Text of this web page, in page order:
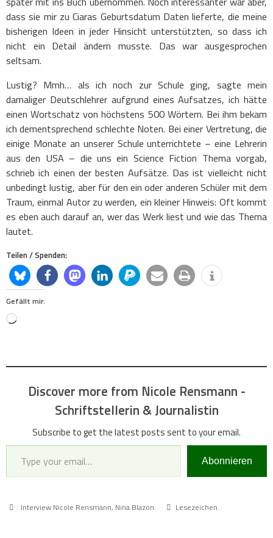
dass sie mir zu Ciaras Geburtsdatum Daten lieferte, die meine
bisherigen Ideen in jeder Hinsicht unterstützten, so dass ich
nicht ein Detail ändern musste. Das war ausgesprochen
seltsam.
Lustig? Mmh… als ich noch zur Schule ging, sagte mein
damaliger Deutschlehrer aufgrund eines Aufsatzes, ich hätte
einen Wortschatz von höchstens 500 Wörtern. Bei ihm bekam
ich dementsprechend schlechte Noten. Bei einer Vertretung, die
einige Monate an unserer Schule unterrichtete – eine Lehrerin
aus den USA – die uns ein Science Fiction Thema vorgab,
schrieb ich einen der besten Aufsätze. Das ist vielleicht nicht
unbedingt lustig, aber für den ein oder anderen Schüler mit dem
Traum, einmal Autor zu werden, ein kleiner Hinweis: Oft kommt
es eben auch darauf an, wer das Werk liest und wie das Thema
lautet.
Teilen / Spenden:
Gefällt mir:
Loading…
Discover more from Nicole Rensmann -
Schriftstellerin & Journalistin
Subscribe to get the latest posts sent to your email.
Type your email…
Abonnieren
Interview Nicole Rensmann, Nina Blazon. Lesezeichen.